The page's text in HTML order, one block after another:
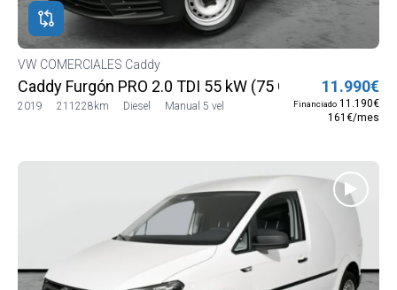
VW COMERCIALES Caddy
Caddy Furgón PRO 2.0 TDI 55 kW (75 CV)
2019 211228km Diesel Manual 5 vel
11.990€
Financiado 11.190€
161€/mes